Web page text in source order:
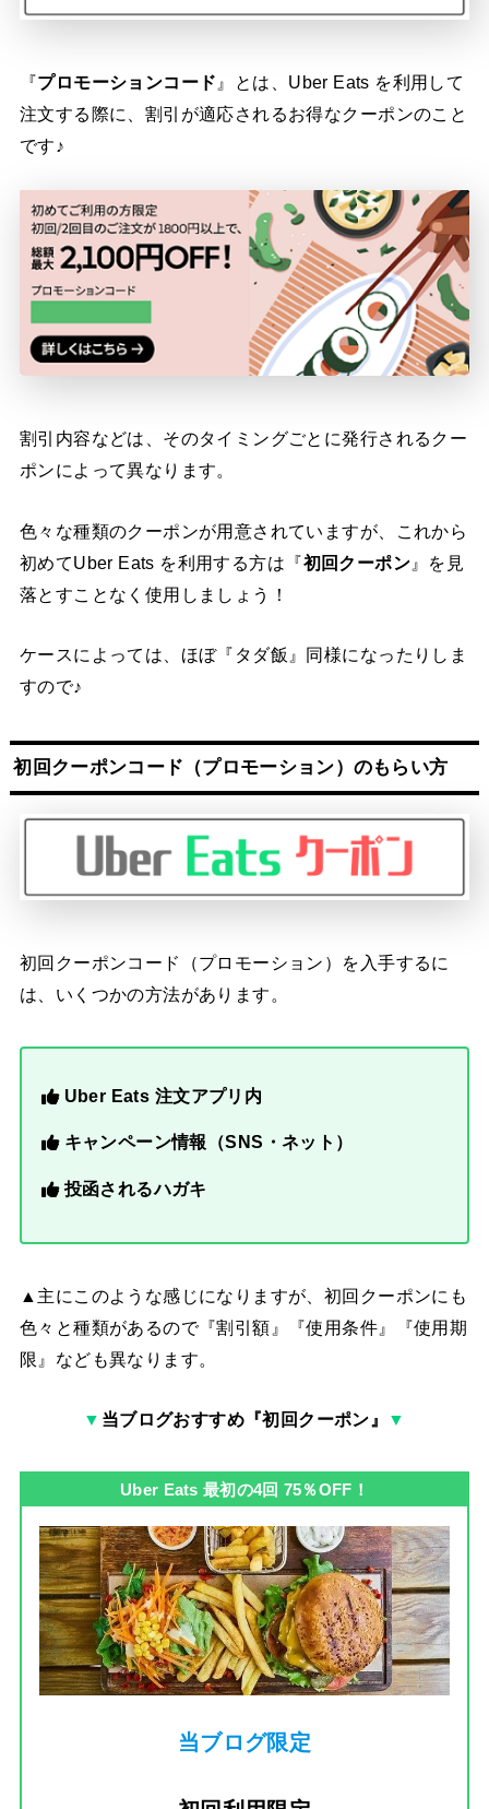
『プロモーションコード 』とは、Uber Eats を利用して
注文する際に、割引が適応されるお得なクーポンのこと
です♪
割引内容などは、そのタイミングごとに発行されるクー
ポンによって異なります。
色々な種類のクーポンが用意されていますが、これから
初めてUber Eats を利用する方は『初回クーポン 』を見
落とすことなく使用しましょう！
ケースによっては、ほぼ『タダ飯』同様になったりしま
すので♪
初回クーポンコード（プロモーション）のもらい方
初回クーポンコード（プロモーション）を入手するに
は、いくつかの方法があります。
Uber Eats 注文アプリ内
キャンペーン情報（SNS・ネット）
投函されるハガキ
▲主にこのような感じになりますが、初回クーポンにも
色々と種類があるので『割引額』『使用条件』『使用期
限』なども異なります。
▼ 当ブログおすすめ『初回クーポン』 ▼
Uber Eats 最初の4回 75％OFF！
当ブログ限定